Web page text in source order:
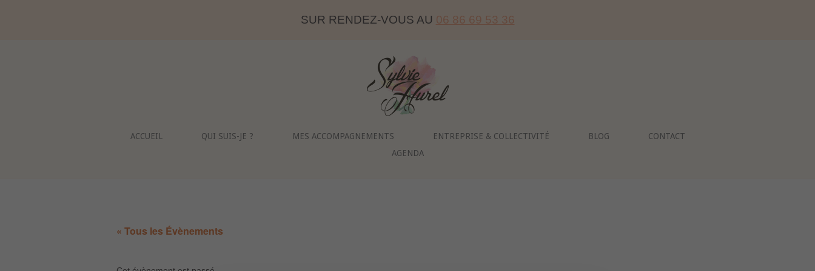
SUR RENDEZ-VOUS AU 06 86 69 53 36
Home
ACCUEIL QUI SUIS-JE ? MES ACCOMPAGNEMENTS ENTREPRISE & COLLECTIVITÉ BLOG
CONTACT
AGENDA
« Tous les Évènements